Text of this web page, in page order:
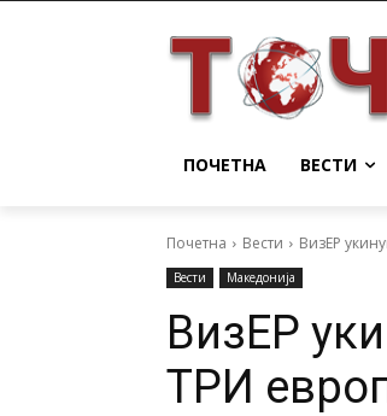
ПОЧЕТНА ВЕСТИ
Почетна Вести ВизЕР
Вести Македонија
ВизЕР
ТРИ